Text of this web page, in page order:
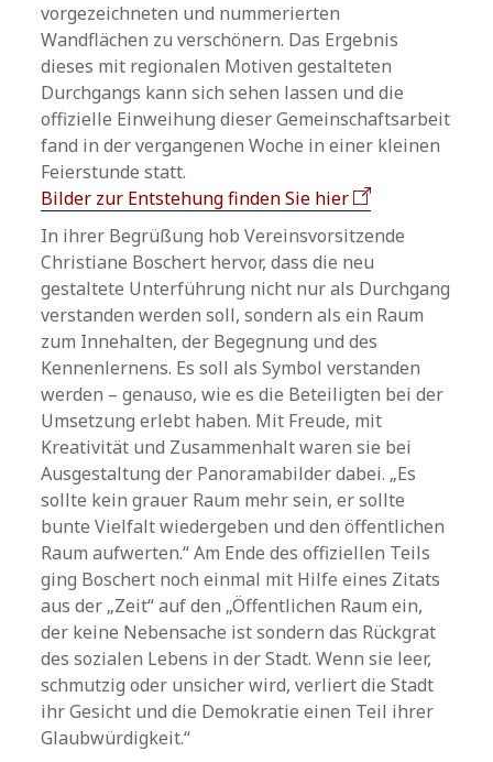
vorgezeichneten und nummerierten
Wandflächen zu verschönern. Das Ergebnis
dieses mit regionalen Motiven gestalteten
Durchgangs kann sich sehen lassen und die
offizielle Einweihung dieser Gemeinschaftsarbeit
fand in der vergangenen Woche in einer kleinen
Feierstunde statt.
Bilder zur Entstehung finden Sie hier
In ihrer Begrüßung hob Vereinsvorsitzende
Christiane Boschert hervor, dass die neu
gestaltete Unterführung nicht nur als Durchgang
verstanden werden soll, sondern als ein Raum
zum Innehalten, der Begegnung und des
Kennenlernens. Es soll als Symbol verstanden
werden – genauso, wie es die Beteiligten bei der
Umsetzung erlebt haben. Mit Freude, mit
Kreativität und Zusammenhalt waren sie bei
Ausgestaltung der Panoramabilder dabei. „Es
sollte kein grauer Raum mehr sein, er sollte
bunte Vielfalt wiedergeben und den öffentlichen
Raum aufwerten.“ Am Ende des offiziellen Teils
ging Boschert noch einmal mit Hilfe eines Zitats
aus der „Zeit“ auf den „Öffentlichen Raum ein,
der keine Nebensache ist sondern das Rückgrat
des sozialen Lebens in der Stadt. Wenn sie leer,
schmutzig oder unsicher wird, verliert die Stadt
ihr Gesicht und die Demokratie einen Teil ihrer
Glaubwürdigkeit.“